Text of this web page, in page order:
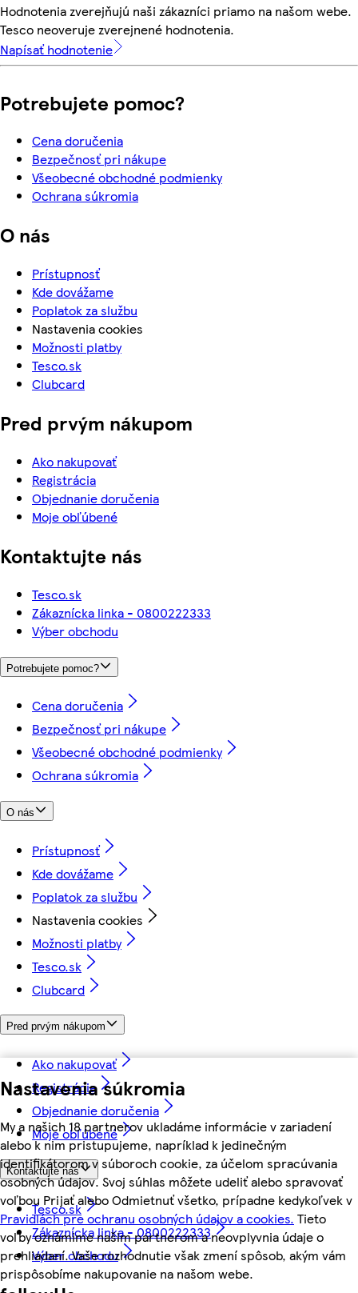
Nastavenia súkromia
My a našich 18 partnerov ukladáme informácie v zariadení
alebo k nim pristupujeme, napríklad k jedinečným
identifikátorom v súboroch cookie, za účelom spracúvania
osobných údajov. Svoj súhlas môžete udeliť alebo spravovať
voľbou Prijať alebo Odmietnuť všetko, prípadne kedykoľvek v
Pravidlách pre ochranu osobných údajov a cookies. Tieto
voľby oznámime našim partnerom a neovplyvnia údaje o
prehliadaní. Vaše rozhodnutie však zmení spôsob, akým vám
prispôsobíme nakupovanie na našom webe.
Hodnotenia zverejňujú naši zákazníci priamo na našom webe.
Tesco neoveruje zverejnené hodnotenia.
Napísať hodnotenie
Potrebujete pomoc?
Cena doručenia
Bezpečnosť pri nákupe
Všeobecné obchodné podmienky
Ochrana súkromia
O nás
Prístupnosť
Kde dovážame
Poplatok za službu
Nastavenia cookies
Možnosti platby
Tesco.sk
Clubcard
Pred prvým nákupom
Ako nakupovať
Registrácia
Objednanie doručenia
Moje obľúbené
Kontaktujte nás
Tesco.sk
Zákaznícka linka - 0800222333
Výber obchodu
Potrebujete pomoc?
Cena doručenia
Bezpečnosť pri nákupe
Všeobecné obchodné podmienky
Ochrana súkromia
O nás
Prístupnosť
Kde dovážame
Poplatok za službu
Nastavenia cookies
Možnosti platby
Tesco.sk
Clubcard
Pred prvým nákupom
Ako nakupovať
Registrácia
Objednanie doručenia
Moje obľúbené
Kontaktujte nás
Tesco.sk
Zákaznícka linka - 0800222333
Výber obchodu